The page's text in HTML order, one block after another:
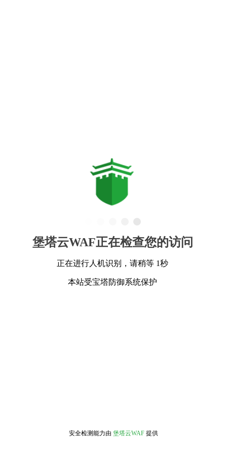
堡塔云WAF正在检查您的访问
正在进行人机识别，请稍等 1秒
本站受宝塔防御系统保护
安全检测能力由 堡塔云WAF 提供